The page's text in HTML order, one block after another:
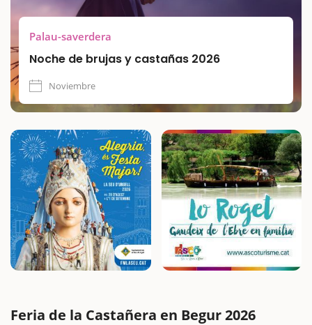
familia la tradición y la cultura de este pueblo del Alt
Empordà.
Palau-saverdera
Noche de brujas y castañas 2026
Noviembre
Feria de la Castañera en Begur 2026